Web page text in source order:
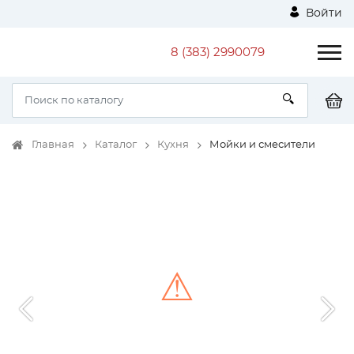
Войти
8 (383) 2990079
Главная Каталог Кухня Мойки и смесители
⚠